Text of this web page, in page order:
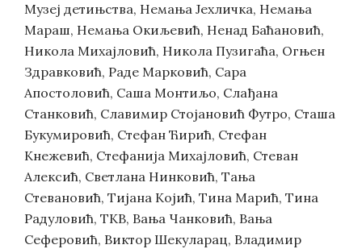
Музеј детињства, Немања Јехличка, Немања
Мараш, Немања Окиљевић, Ненад Баћановић,
Никола Михајловић, Никола Пузигаћа, Огњен
Здравковић, Раде Марковић, Сара
Апостоловић, Саша Монтиљо, Слађана
Станковић, Славимир Стојановић Футро, Сташа
Букумировић, Стефан Ћирић, Стефан
Кнежевић, Стефанија Михајловић, Стеван
Алексић, Светлана Нинковић, Тања
Стевановић, Тијана Којић, Тина Марић, Тина
Радуловић, ТКВ, Вања Чанковић, Вања
Сеферовић, Виктор Шекуларац, Владимир